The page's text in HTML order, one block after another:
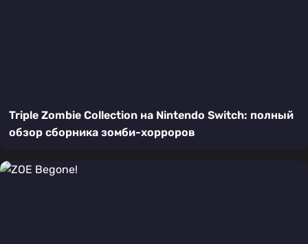
Triple Zombie Collection на Nintendo Switch: полный
обзор сборника зомби-хорроров